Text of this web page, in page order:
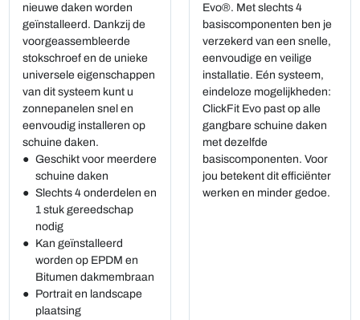
nieuwe daken worden
geïnstalleerd. Dankzij de
voorgeassembleerde
stokschroef en de unieke
universele eigenschappen
van dit systeem kunt u
zonnepanelen snel en
eenvoudig installeren op
schuine daken.
Geschikt voor meerdere
schuine daken
Slechts 4 onderdelen en
1 stuk gereedschap
nodig
Kan geïnstalleerd
worden op EPDM en
Bitumen dakmembraan
Portrait en landscape
plaatsing
Evo®. Met slechts 4
basiscomponenten ben je
verzekerd van een snelle,
eenvoudige en veilige
installatie. Eén systeem,
eindeloze mogelijkheden:
ClickFit Evo past op alle
gangbare schuine daken
met dezelfde
basiscomponenten. Voor
jou betekent dit efficiënter
werken en minder gedoe.